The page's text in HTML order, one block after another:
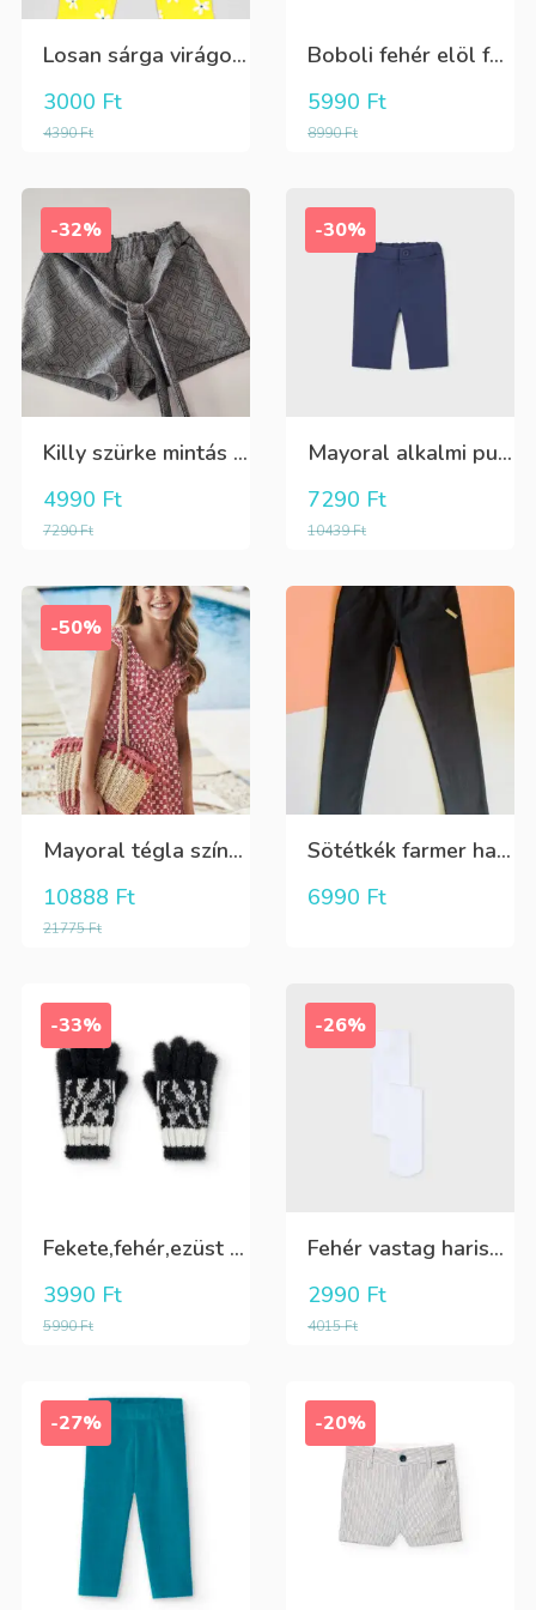
Losan sárga virágos 3/4-es leggings
4390Ft
3000 Ft
Boboli fehér elöl fekete tüll+gyöngyös csini póló
8990Ft
5990 Ft
-32%
Killy szürke mintás rövidnadrág
7290Ft
4990 Ft
-30%
Mayoral alkalmi puha kék élre vasalt nadrág, behúzható derékrésszel
10439Ft
7290 Ft
-50%
Mayoral tégla színű kisvirág mintás nyári lenge ruha
21775Ft
10888 Ft
Sötétkék farmer hatású kényelmes nadrág
6990 Ft
-33%
Fekete,fehér,ezüst kötött kesztyű
5990Ft
3990 Ft
-26%
Fehér vastag harisnya, puha meleg
4015Ft
2990 Ft
-27% -20%